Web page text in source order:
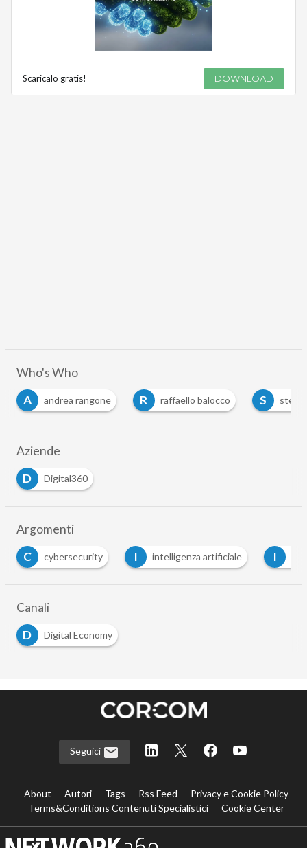
Scaricalo gratis! DOWNLOAD
Who's Who
andrea rangone R raffaello balocco S stefano mainetti
Aziende
D
Digital360
Argomenti
I intelligenza artificiale I IoT M
Canali
D
Digital Economy
Seguici
About Autori Tags Rss Feed
Privacy e Cookie Policy
Terms&Conditions Contenuti Specialistici
Cookie Center